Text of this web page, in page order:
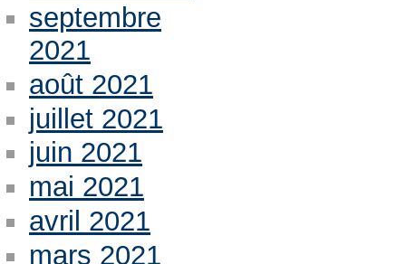
septembre
2021
août 2021
juillet 2021
juin 2021
mai 2021
avril 2021
mars 2021